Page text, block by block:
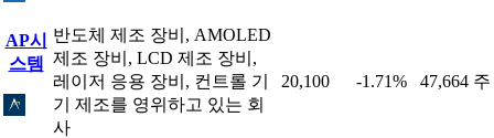
AP시
스템
반도체 제조 장비, AMOLED
제조 장비, LCD 제조 장비,
레이저 응용 장비, 컨트롤 기
기 제조를 영위하고 있는 회
사
20,100 -1.71% 47,664 주